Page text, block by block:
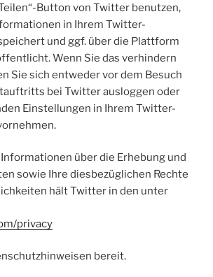
Button von Twitter benutzen,
in Ihrem Twitter-
und ggf. über die Plattform
Wenn Sie das verhindern
Sie sich entweder vor dem Besuch
bei Twitter ausloggen oder
Einstellungen in Ihrem Twitter-
über die Erhebung und
sowie Ihre diesbezüglichen Rechte
hält Twitter in den unter
privacy
bereit.